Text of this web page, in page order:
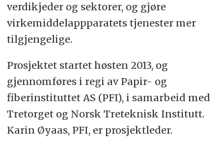
verdikjeder og sektorer, og gjøre
virkemiddelappparatets tjenester mer
tilgjengelige.
Prosjektet startet høsten 2013, og
gjennomføres i regi av Papir- og
fiberinstituttet AS (PFI), i samarbeid med
Tretorget og Norsk Treteknisk Institutt.
Karin Øyaas, PFI, er prosjektleder.